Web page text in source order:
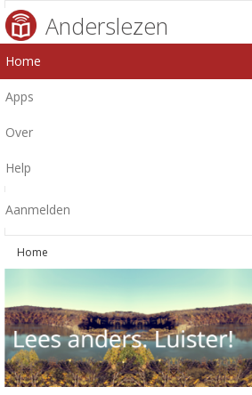
Anderslezen
Home
Apps
Over
Help
Aanmelden
Home